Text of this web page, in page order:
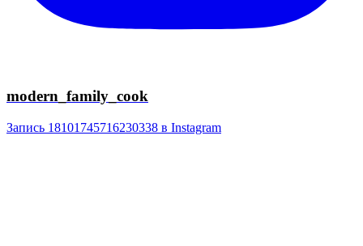
modern_family_cook
Запись 18101745716230338 в Instagram